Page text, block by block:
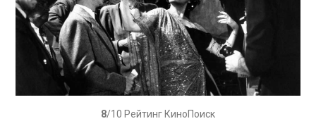
8/10 Рейтинг КиноПоиск